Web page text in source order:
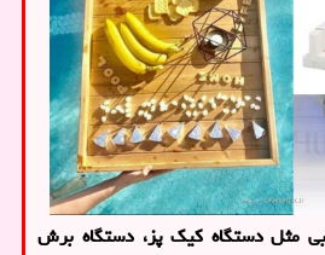
مثل دستگاه كیك پز، دستگاه برش